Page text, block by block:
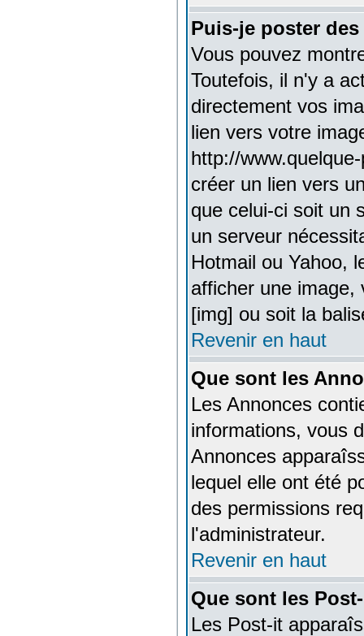
Puis-je poster des
Vous pouvez
Toutefois, il n'y a
directement vos
lien vers votre
http://
créer un lien vers
que celui-ci soit un
un serveur
Hotmail ou Yahoo,
afficher une image,
[img] ou soit la
Revenir en haut
Que sont les
Les Annonces
informations, vous
Annonces
lequel elle ont été
des permissions
l'administrateur.
Revenir en haut
Que sont les
Les Post-it